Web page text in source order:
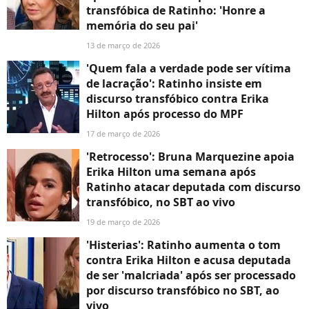
transfóbica de Ratinho: 'Honre a
memória do seu pai'
13 de março de 2026
'Quem fala a verdade pode ser vítima
de lacração': Ratinho insiste em
discurso transfóbico contra Erika
Hilton após processo do MPF
17 de março de 2026
'Retrocesso': Bruna Marquezine apoia
Erika Hilton uma semana após
Ratinho atacar deputada com discurso
transfóbico, no SBT ao vivo
19 de março de 2026
'Histerias': Ratinho aumenta o tom
contra Erika Hilton e acusa deputada
de ser 'malcriada' após ser processado
por discurso transfóbico no SBT, ao
vivo